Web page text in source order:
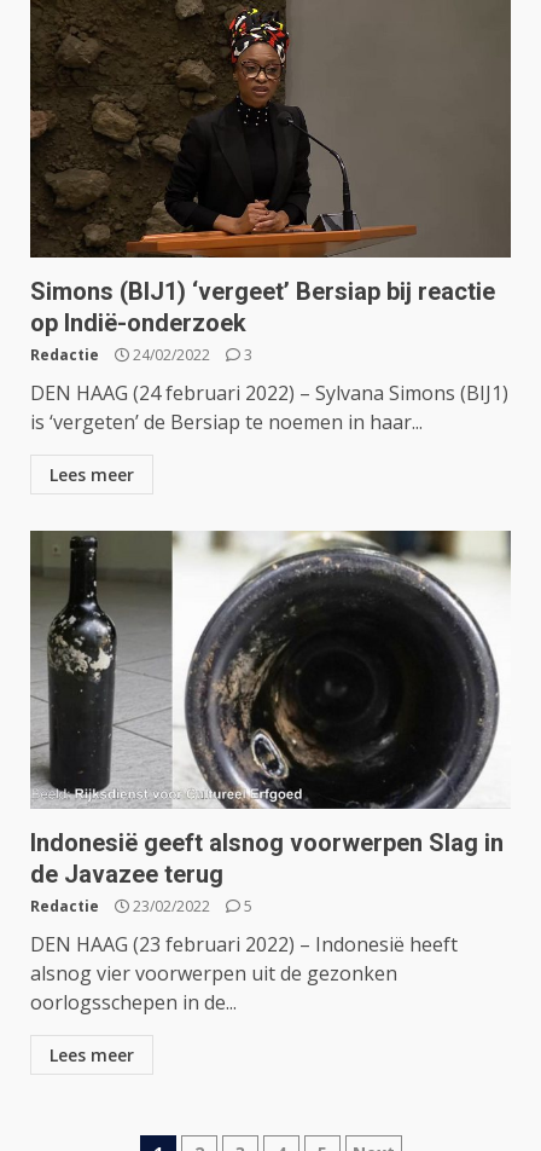
Simons (BIJ1) ‘vergeet’ Bersiap bij reactie
op Indië-onderzoek
Redactie 24/02/2022 3
DEN HAAG (24 februari 2022) – Sylvana Simons (BIJ1)
is ‘vergeten’ de Bersiap te noemen in haar...
Lees meer
Indonesië geeft alsnog voorwerpen Slag in
de Javazee terug
Redactie 23/02/2022 5
DEN HAAG (23 februari 2022) – Indonesië heeft
alsnog vier voorwerpen uit de gezonken
oorlogsschepen in de...
Lees meer